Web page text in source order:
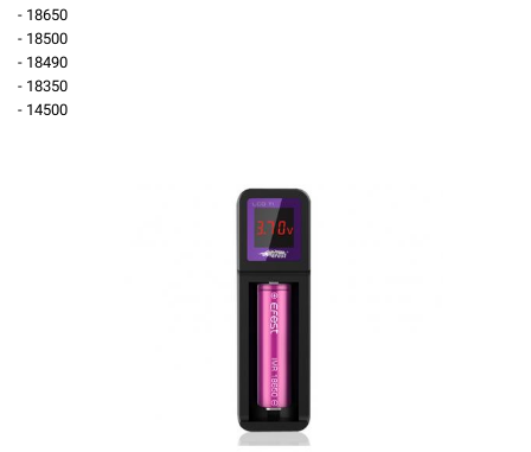
- 18650
- 18500
- 18490
- 18350
- 14500